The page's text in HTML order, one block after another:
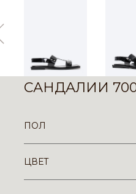
САНДАЛИИ
ПОЛ
ЦВЕТ